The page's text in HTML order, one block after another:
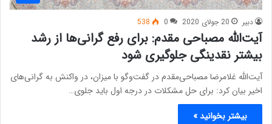
دبیر 20 جولای 2020 0
538
آیت‌الله مصباحی مقدم: برای رفع گرانی‌ها از رشد
بیشتر نقدینگی جلوگیری شود
آیت‌الله غلامرضا مصباحی‌مقدم در گفت‌وگو با میزان، در واکنش به گرانی‌های
اخیر بیان کرد: برای حل مشکلات در درجه اول باید جلوی…
بیشتر بخوانید »